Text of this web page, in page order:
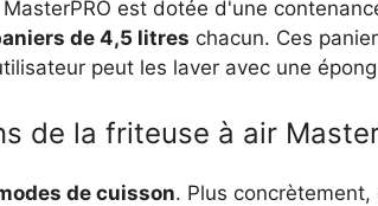
est dotée d'une
de 4,5 litres chacun. Ces
peut les laver avec une
de la friteuse à air
de cuisson. Plus